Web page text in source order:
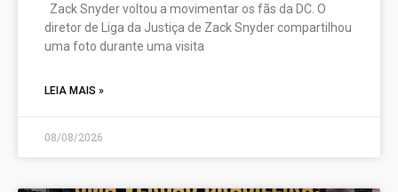
Zack Snyder voltou a movimentar os fãs da DC. O
diretor de Liga da Justiça de Zack Snyder compartilhou
uma foto durante uma visita
LEIA MAIS »
08/08/2026